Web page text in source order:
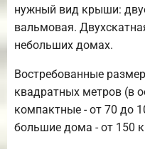
нужный вид крыши:
вальмовая.
небольших домах.
Востребованные
квадратных метров (в
компактные - от 70 до
большие дома - от 150